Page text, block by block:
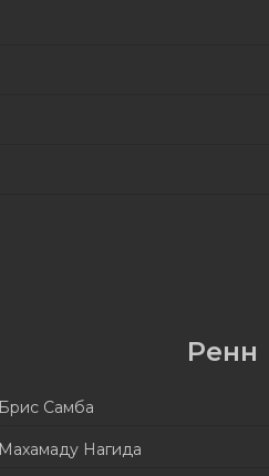
Ренн
Брис Самба
Махамаду Нагида